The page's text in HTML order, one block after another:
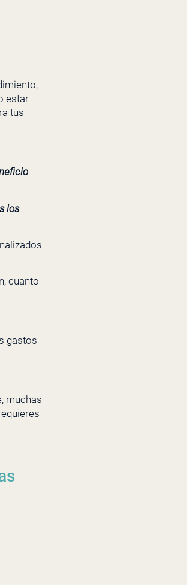
estar
tus
los
cuanto
gastos
muchas